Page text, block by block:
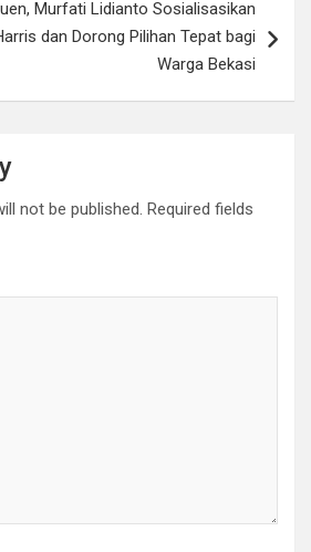
Murfati Lidianto Sosialisasikan
dan Dorong Pilihan Tepat bagi
Warga Bekasi
not be published. Required fields